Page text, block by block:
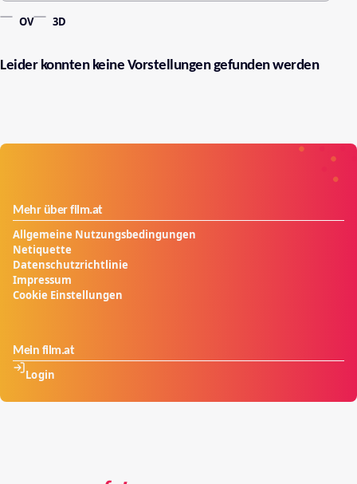
OV 3D
Leider konnten keine Vorstellungen gefunden werden
Mehr über film.at
Allgemeine Nutzungsbedingungen
Netiquette
Datenschutzrichtlinie
Impressum
Cookie Einstellungen
Mein film.at
Login